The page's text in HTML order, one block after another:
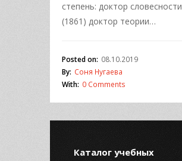
степень: доктор словесности
(1861) доктор теории…
Posted on: 08.10.2019
By: Соня Нугаева
With: 0 Comments
Каталог учебных